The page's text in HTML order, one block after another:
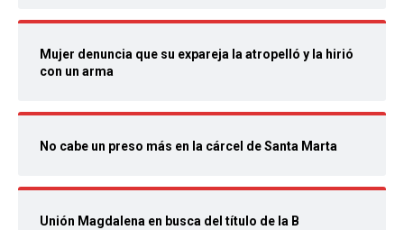
Mujer denuncia que su expareja la atropelló y la hirió
con un arma
No cabe un preso más en la cárcel de Santa Marta
Unión Magdalena en busca del título de la B